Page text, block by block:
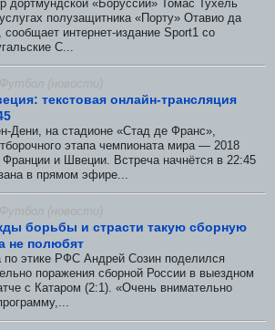
дортмундской «Боруссии» Томас Тухель
полузащитника «Порту» Отавио да
интернет-издание Sport1 со
С...
(новости)
текстовая онлайн-трансляция
Дени, на стадионе «Стад де Франс»,
этапа чемпионата мира — 2018
и Швеции. Встреча начнётся в 22:45
в прямом эфире...
(новости)
борьбы и страсти такую сборную
не полюбят
этике РФС Андрей Созин поделился
поражения сборной России в выездном
с Катаром (2:1). «Очень внимательно